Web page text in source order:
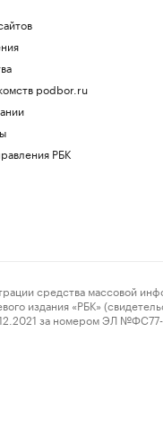
podbor.ru
РБК
средства массовой
издания «РБК»
за номером ЭЛ